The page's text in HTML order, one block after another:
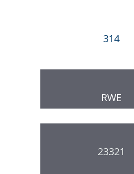
314
RWE
23321